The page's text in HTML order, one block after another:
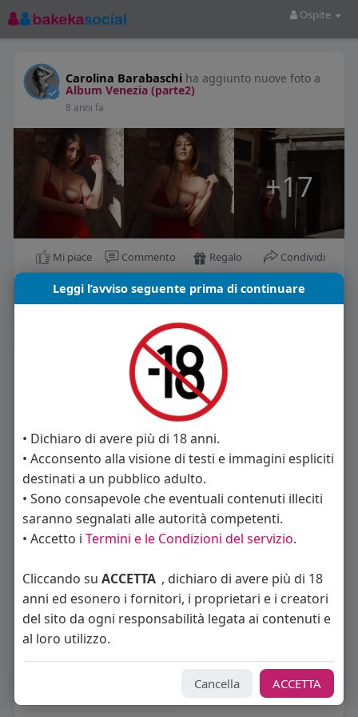
Ospite
Carolina Barabaschi ha aggiunto nuove foto a
Album Venezia (parte2)
8 anni fa
+17
Mi piace Commento Regalo Condividi
La gente si consiglia di rispettare
Nevermore bobdimarley
Leggi l’avviso seguente prima di continuare
• Dichiaro di avere più di 18 anni.
• Acconsento alla visione di testi e immagini espliciti
destinati a un pubblico adulto.
• Sono consapevole che eventuali contenuti illeciti
saranno segnalati alle autorità competenti.
• Accetto i Termini e le Condizioni del servizio.
Cliccando su ACCETTA , dichiaro di avere più di 18
anni ed esonero i fornitori, i proprietari e i creatori
del sito da ogni responsabilità legata ai contenuti e
al loro utilizzo.
Cancella ACCETTA